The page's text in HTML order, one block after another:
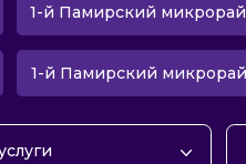
1-й Памирский
1-й Памирский